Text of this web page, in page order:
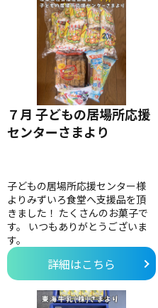
７月 子どもの居場所応援
センターさまより
子どもの居場所応援センター様
よりみずいろ食堂へ支援品を頂
きました！ たくさんのお菓子で
す。 いつもありがとうございま
す。
詳細はこちら